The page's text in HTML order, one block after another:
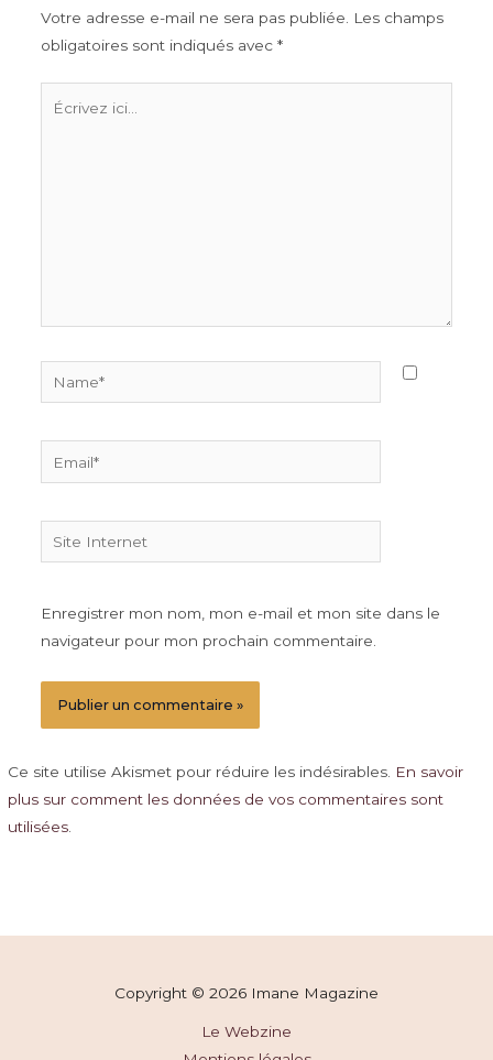
Votre adresse e-mail ne sera pas publiée. Les champs
obligatoires sont indiqués avec *
Site
Internet
Enregistrer mon nom, mon e-mail et mon site dans le
navigateur pour mon prochain commentaire.
Ce site utilise Akismet pour réduire les indésirables. En savoir
plus sur comment les données de vos commentaires sont
utilisées.
Copyright © 2026 Imane Magazine
Le Webzine